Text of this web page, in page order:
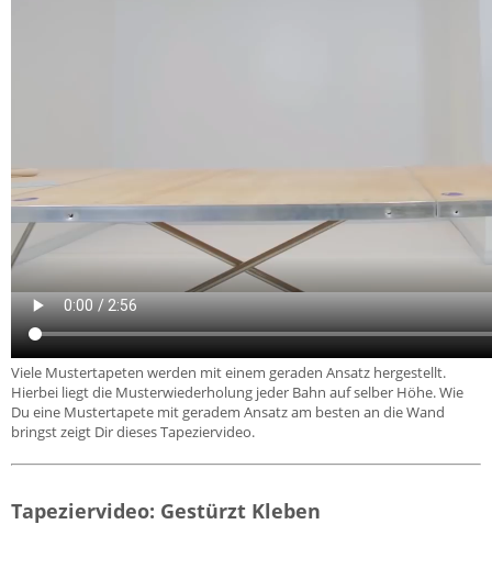
Viele Mustertapeten werden mit einem geraden Ansatz hergestellt.
Hierbei liegt die Musterwiederholung jeder Bahn auf selber Höhe. Wie
Du eine Mustertapete mit geradem Ansatz am besten an die Wand
bringst zeigt Dir dieses Tapeziervideo.
Tapeziervideo: Gestürzt Kleben